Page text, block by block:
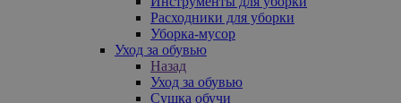
Расходники для уборки
Уборка-мусор
Уход за обувью
Назад
Уход за обувью
Сушка обучи